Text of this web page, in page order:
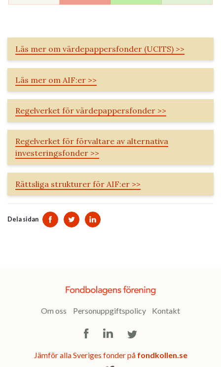
Läs mer om värdepappersfonder (UCITS) >>
Läs mer om AIF:er >>
Regelverket för värdepappersfonder >>
Regelverket för förvaltare av alternativa
investeringsfonder >>
Rättsliga strukturer för AIF:er >>
Dela sidan Dela sidan på Facebook
Dela sidan på Twitter
Dela sidan på Linkedin
Om oss Personuppgiftspolicy Kontakt
FacebookLinkedInTwitter
Jämför alla Sveriges fonder på fondkollen.se